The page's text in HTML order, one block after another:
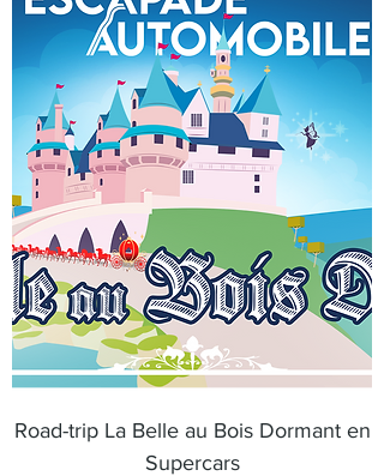
Road-trip La Belle au Bois Dormant en
Supercars